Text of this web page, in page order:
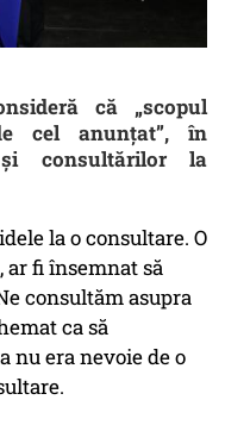
că „scopul
cel anunțat”, în
consultărilor la
la o consultare. O
ar fi însemnat să
consultăm asupra
ca să
nu era nevoie de o